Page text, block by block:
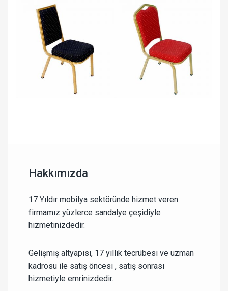
Hakkımızda
17 Yıldır mobilya sektöründe hizmet veren
firmamız yüzlerce sandalye çeşidiyle
hizmetinizdedir.
Gelişmiş altyapısı, 17 yıllık tecrübesi ve uzman
kadrosu ile satış öncesi , satış sonrası
hizmetiyle emrinizdedir.